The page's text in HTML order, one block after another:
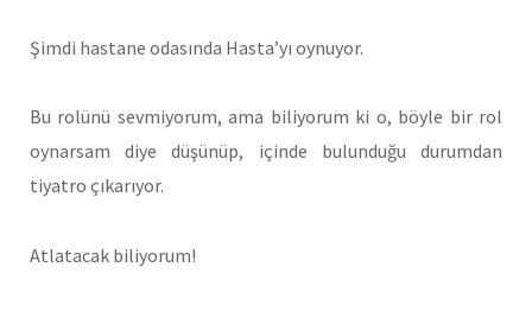
Şimdi hastane odasında Hasta’yı oynuyor.
Bu rolünü sevmiyorum, ama biliyorum ki o, böyle bir rol
oynarsam diye düşünüp, içinde bulunduğu durumdan
tiyatro çıkarıyor.
Atlatacak biliyorum!